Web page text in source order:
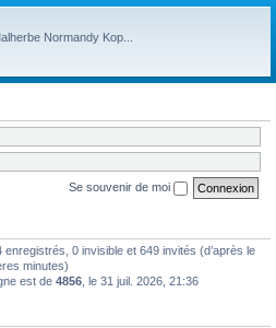
h
c
Normandy Kop...
Se souvenir de moi
enregistrés, 0 invisible et 649 invités (d’après le
minutes)
est de 4856 , le 31 juil. 2026, 21:36